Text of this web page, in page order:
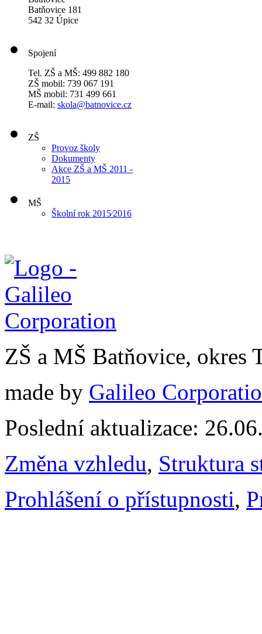
Batňovice 181
542 32 Úpice
Spojení
Tel. ZŠ a MŠ: 499 882 180
ZŠ mobil: 739 067 191
MŠ mobil: 731 499 661
E-mail: skola@batnovice.cz
ZŠ
Provoz školy
Dokumenty
Akce ZŠ a MŠ 2011 -
2015
MŠ
Školní rok 2015⁄2016
ZŠ a MŠ Batňovice, okres
made by Galileo
Poslední aktualizace:
Změna vzhledu, Struktura
Prohlášení o přístupnosti,